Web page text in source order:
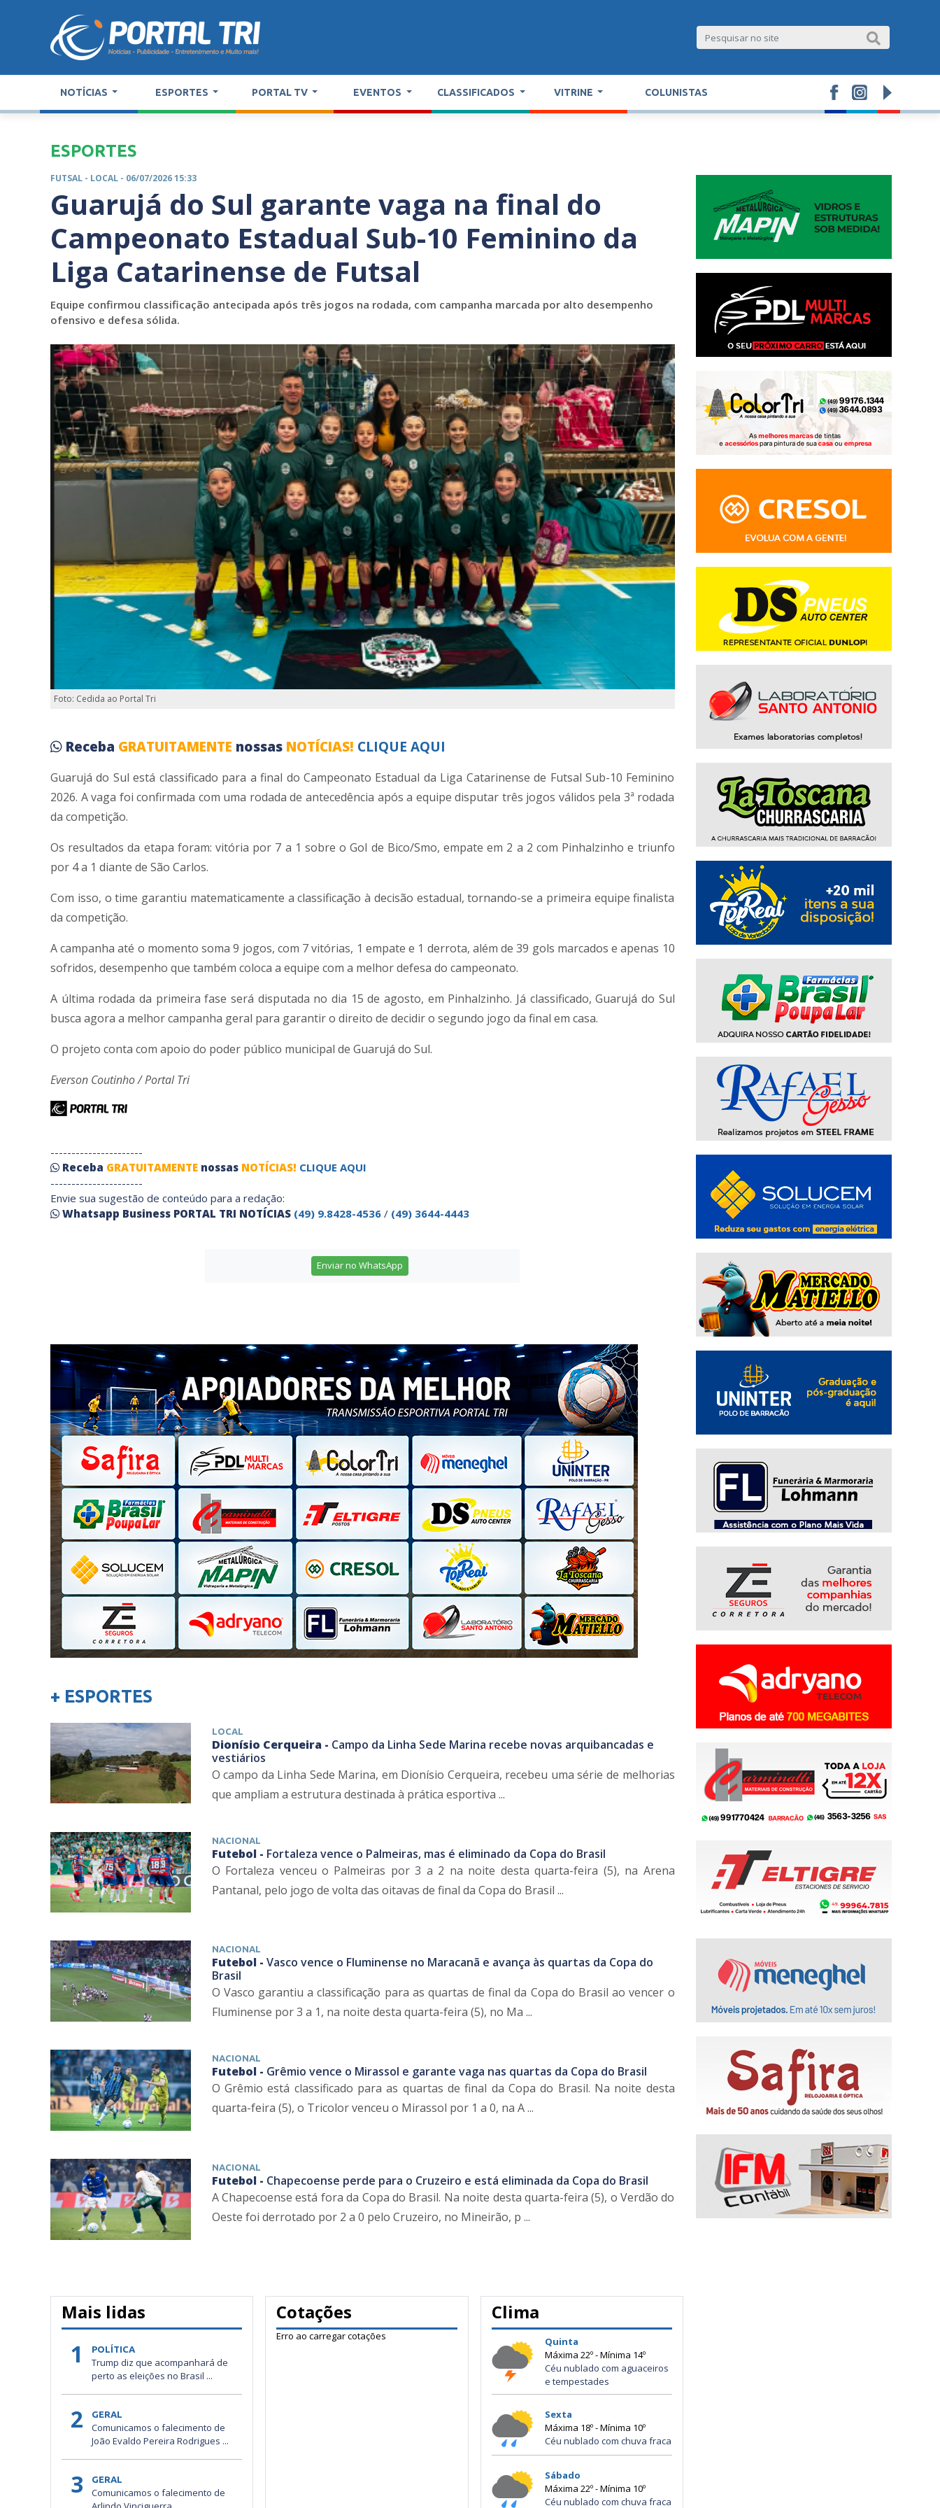
NOTÍCIAS ESPORTES PORTAL TV EVENTOS CLASSIFICADOS VITRINE COLUNISTAS
ESPORTES
FUTSAL - LOCAL - 06/07/2026 15:33
Guarujá do Sul garante vaga na final do
Campeonato Estadual Sub-10 Feminino da
Liga Catarinense de Futsal
Equipe confirmou classificação antecipada após três jogos na rodada, com campanha marcada por alto desempenho
ofensivo e defesa sólida.
Foto: Cedida ao Portal Tri
Receba GRATUITAMENTE nossas NOTÍCIAS! CLIQUE AQUI
Guarujá do Sul está classificado para a final do Campeonato Estadual da Liga Catarinense de Futsal Sub-10 Feminino
2026. A vaga foi confirmada com uma rodada de antecedência após a equipe disputar três jogos válidos pela 3ª rodada
da competição.
Os resultados da etapa foram: vitória por 7 a 1 sobre o Gol de Bico/Smo, empate em 2 a 2 com Pinhalzinho e triunfo
por 4 a 1 diante de São Carlos.
Com isso, o time garantiu matematicamente a classificação à decisão estadual, tornando-se a primeira equipe finalista
da competição.
A campanha até o momento soma 9 jogos, com 7 vitórias, 1 empate e 1 derrota, além de 39 gols marcados e apenas 10
sofridos, desempenho que também coloca a equipe com a melhor defesa do campeonato.
A última rodada da primeira fase será disputada no dia 15 de agosto, em Pinhalzinho. Já classificado, Guarujá do Sul
busca agora a melhor campanha geral para garantir o direito de decidir o segundo jogo da final em casa.
O projeto conta com apoio do poder público municipal de Guarujá do Sul.
Everson Coutinho / Portal Tri
----------------------
Receba GRATUITAMENTE nossas NOTÍCIAS! CLIQUE AQUI
----------------------
Envie sua sugestão de conteúdo para a redação:
Whatsapp Business PORTAL TRI NOTÍCIAS (49) 9.8428-4536 / (49) 3644-4443
Enviar no WhatsApp
+ ESPORTES
LOCAL
Dionísio Cerqueira - Campo da Linha Sede Marina recebe novas arquibancadas e
vestiários
O campo da Linha Sede Marina, em Dionísio Cerqueira, recebeu uma série de melhorias
que ampliam a estrutura destinada à prática esportiva ...
NACIONAL
Futebol - Fortaleza vence o Palmeiras, mas é eliminado da Copa do Brasil
O Fortaleza venceu o Palmeiras por 3 a 2 na noite desta quarta-feira (5), na Arena
Pantanal, pelo jogo de volta das oitavas de final da Copa do Brasil ...
NACIONAL
Futebol - Vasco vence o Fluminense no Maracanã e avança às quartas da Copa do
Brasil
O Vasco garantiu a classificação para as quartas de final da Copa do Brasil ao vencer o
Fluminense por 3 a 1, na noite desta quarta-feira (5), no Ma ...
NACIONAL
Futebol - Grêmio vence o Mirassol e garante vaga nas quartas da Copa do Brasil
O Grêmio está classificado para as quartas de final da Copa do Brasil. Na noite desta
quarta-feira (5), o Tricolor venceu o Mirassol por 1 a 0, na A ...
NACIONAL
Futebol - Chapecoense perde para o Cruzeiro e está eliminada da Copa do Brasil
A Chapecoense está fora da Copa do Brasil. Na noite desta quarta-feira (5), o Verdão do
Oeste foi derrotado por 2 a 0 pelo Cruzeiro, no Mineirão, p ...
Mais lidas
1 POLÍTICA
Trump diz que acompanhará de
perto as eleições no Brasil ...
2 GERAL
Comunicamos o falecimento de
João Evaldo Pereira Rodrigues ...
3 GERAL
Comunicamos o falecimento de
Cotações
Erro ao carregar cotações
Clima
Quinta
Máxima 22º - Mínima 14º
Céu nublado com aguaceiros
e tempestades
Sexta
Máxima 18º - Mínima 10º
Céu nublado com chuva fraca
Sábado
Máxima 22º - Mínima 10º
Céu nublado com chuva fraca